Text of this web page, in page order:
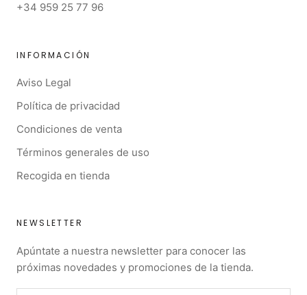
+34 959 25 77 96
INFORMACIÓN
Aviso Legal
Política de privacidad
Condiciones de venta
Términos generales de uso
Recogida en tienda
NEWSLETTER
Apúntate a nuestra newsletter para conocer las
próximas novedades y promociones de la tienda.